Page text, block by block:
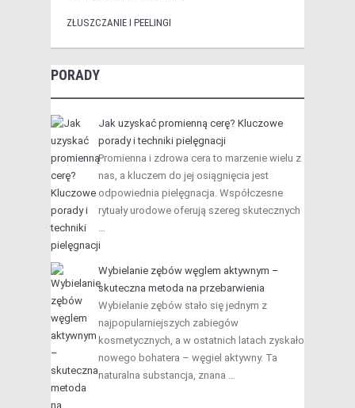
ZŁUSZCZANIE I PEELINGI
PORADY
Jak uzyskać promienną cerę? Kluczowe
porady i techniki pielęgnacji
Promienna i zdrowa cera to marzenie wielu z
nas, a kluczem do jej osiągnięcia jest
odpowiednia pielęgnacja. Współczesne
rytuały urodowe oferują szereg skutecznych
…
Wybielanie zębów węglem aktywnym –
skuteczna metoda na przebarwienia
Wybielanie zębów stało się jednym z
najpopularniejszych zabiegów
kosmetycznych, a w ostatnich latach zyskało
nowego bohatera – węgiel aktywny. Ta
naturalna substancja, znana …